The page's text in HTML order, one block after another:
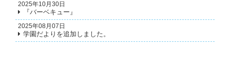
2025年10月30日
『バーベキュー』
2025年08月07日
学園だよりを追加しました。